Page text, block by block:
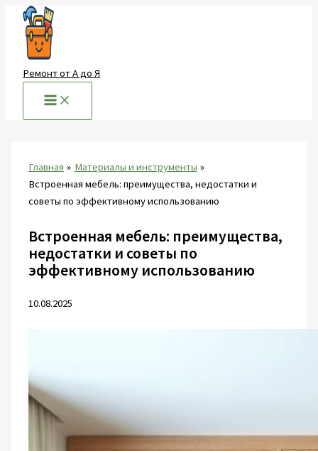
Перейти
содержимому
Ремонт от А до Я
Главная
Материалы и инструменты
Встроенная мебель: преимущества, недостатки и
советы по эффективному использованию
Встроенная мебель: преимущества,
недостатки и советы по
эффективному использованию
10.08.2025